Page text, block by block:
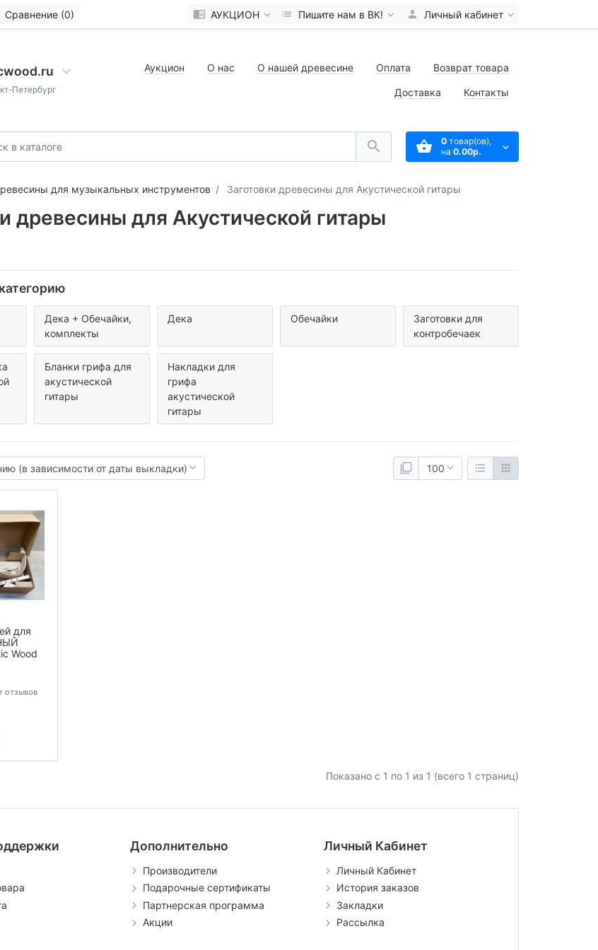
Сравнение (0) АУКЦИОН Пишите нам в ВК! Личный кабинет
Петербург
Аукцион О нас О нашей древесине Оплата Возврат товара
Доставка Контакты
0 товар(ов),
на 0.00р.
для музыкальных инструментов Заготовки древесины для Акустической гитары
древесины для Акустической гитары
Дека + Обечайки,
комплекты
Дека Обечайки
Заготовки для
контробечаек
Бланки грифа для
акустической
гитары
Накладки для
грифа
акустической
гитары
для
Wood
отзывов
Показано с 1 по 1 из 1 (всего 1 страниц)
Дополнительно
Производители
Подарочные сертификаты
Партнерская программа
Акции
Личный Кабинет
Личный Кабинет
История заказов
Закладки
Рассылка